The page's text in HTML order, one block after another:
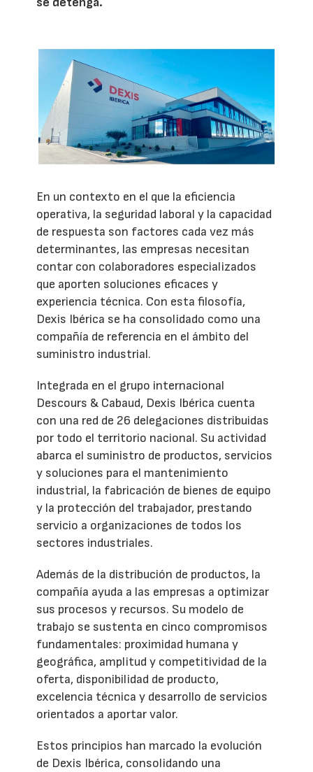
En un contexto en el que la eficiencia
operativa, la seguridad laboral y la capacidad
de respuesta son factores cada vez más
determinantes, las empresas necesitan
contar con colaboradores especializados
que aporten soluciones eficaces y
experiencia técnica. Con esta filosofía,
Dexis Ibérica se ha consolidado como una
compañía de referencia en el ámbito del
suministro industrial.
Integrada en el grupo internacional
Descours & Cabaud, Dexis Ibérica cuenta
con una red de 26 delegaciones distribuidas
por todo el territorio nacional. Su actividad
abarca el suministro de productos, servicios
y soluciones para el mantenimiento
industrial, la fabricación de bienes de equipo
y la protección del trabajador, prestando
servicio a organizaciones de todos los
sectores industriales.
Además de la distribución de productos, la
compañía ayuda a las empresas a optimizar
sus procesos y recursos. Su modelo de
trabajo se sustenta en cinco compromisos
fundamentales: proximidad humana y
geográfica, amplitud y competitividad de la
oferta, disponibilidad de producto,
excelencia técnica y desarrollo de servicios
orientados a aportar valor.
Estos principios han marcado la evolución
de Dexis Ibérica, consolidando una